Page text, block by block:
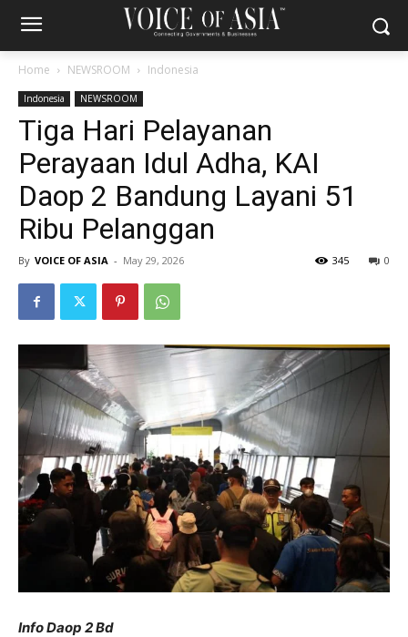
Home NEWSROOM Indonesia
Indonesia NEWSROOM
Tiga Hari Pelayanan
Perayaan Idul Adha, KAI
Daop 2 Bandung Layani 51
Ribu Pelanggan
By VOICE OF ASIA - May 29, 2026 0
345
Info Daop 2 Bd